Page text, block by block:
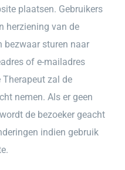
plaatsen. Gebruikers
herziening van de
bezwaar sturen naar
of e-mailadres
zal de
nemen. Als er geen
de bezoeker geacht
indien gebruik